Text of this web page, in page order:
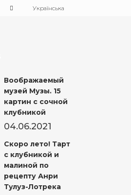
Українська
Воображаемый
музей Музы. 15
картин с сочной
клубникой
04.06.2021
Скоро лето! Тарт
с клубникой и
малиной по
рецепту Анри
Тулуз-Лотрека